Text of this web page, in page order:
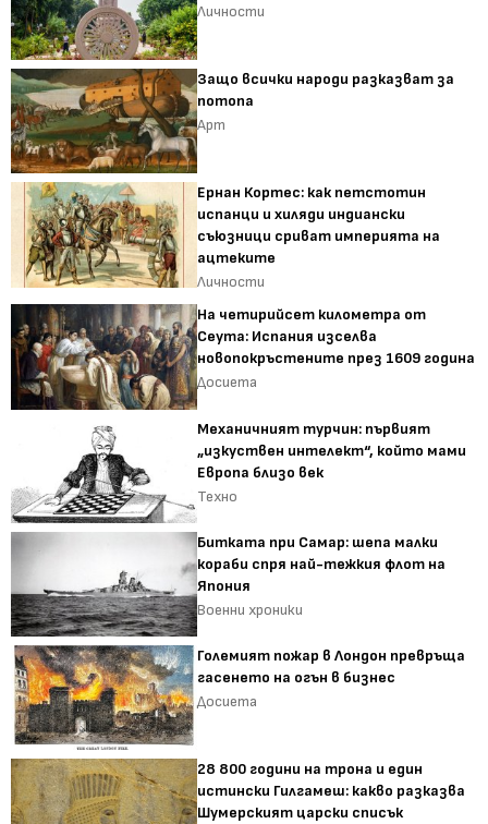
Личности
Защо всички народи разказват за
потопа
Арт
Ернан Кортес: как петстотин
испанци и хиляди индиански
съюзници сриват империята на
ацтеките
Личности
На четирийсет километра от
Сеута: Испания изселва
новопокръстените през 1609 година
Досиета
Механичният турчин: първият
„изкуствен интелект“, който мами
Европа близо век
Техно
Битката при Самар: шепа малки
кораби спря най-тежкия флот на
Япония
Военни хроники
Големият пожар в Лондон превръща
гасенето на огън в бизнес
Досиета
28 800 години на трона и един
истински Гилгамеш: какво разказва
Шумерският царски списък